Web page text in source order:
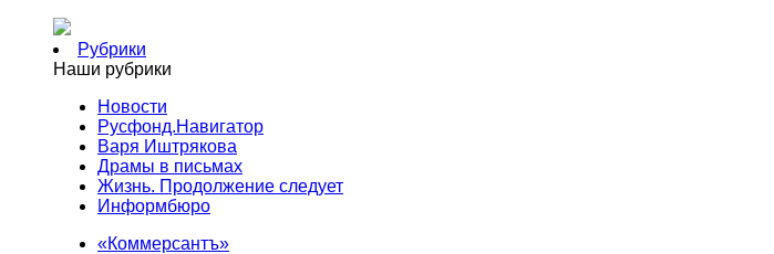
Рубрики
Наши рубрики
Новости
Русфонд.Навигатор
Варя Иштрякова
Драмы в письмах
Жизнь. Продолжение следует
Информбюро
«Коммерсантъ»